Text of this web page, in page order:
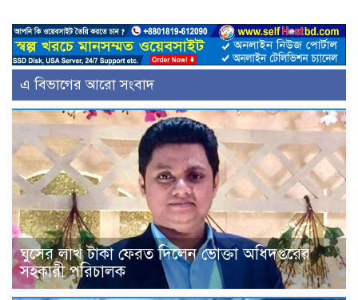
এ বিভাগের আরো সংবাদ
ঘুসের লাখ টাকা ফেরত দিলেন ভোক্তা অধিদপ্তরের
সহকারী পরিচালক